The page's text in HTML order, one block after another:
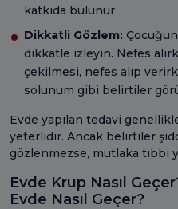
katkıda bulunur
Dikkatli Gözlem:
dikkatle izleyin. Nefes
çekilmesi, nefes alıp
solunum gibi belirtiler
Evde yapılan tedavi
yeterlidir. Ancak belirtiler
gözlenmezse, mutlaka tıbbi
Evde Krup Nasıl
Evde Nasıl Geçer?